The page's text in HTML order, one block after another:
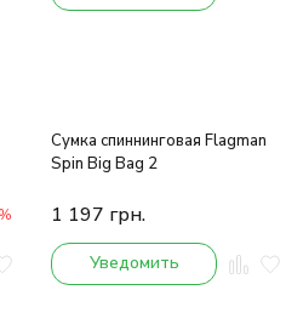
Сумка спиннинговая Flagman
Spin Big Bag 2
1 197 грн.
Уведомить